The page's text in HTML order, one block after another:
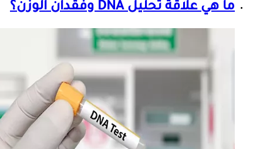
ما هي علاقة تحليل DNA وفقدان الوزن؟